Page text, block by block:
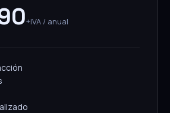
+IVA / anual